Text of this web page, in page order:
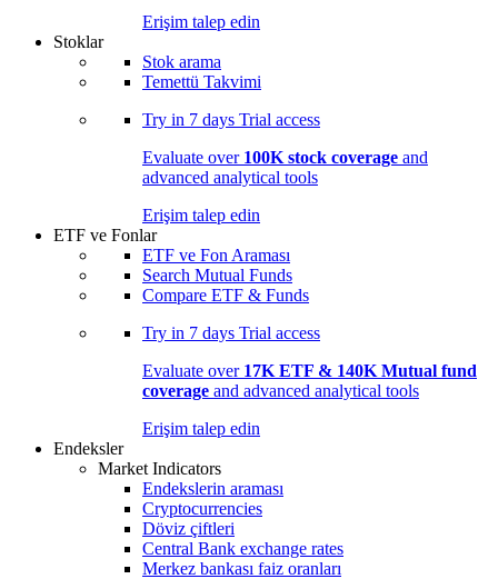
Erişim talep edin
Stoklar
Stok arama
Temettü Takvimi
Try in 7 days Trial access
Evaluate over 100K stock coverage and
advanced analytical tools
Erişim talep edin
ETF ve Fonlar
ETF ve Fon Araması
Search Mutual Funds
Compare ETF & Funds
Try in 7 days Trial access
Evaluate over 17K ETF & 140K Mutual fund
coverage and advanced analytical tools
Erişim talep edin
Endeksler
Market Indicators
Endekslerin araması
Cryptocurrencies
Döviz çiftleri
Central Bank exchange rates
Merkez bankası faiz oranları